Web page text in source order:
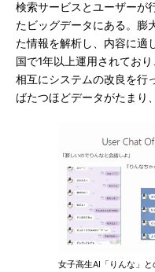
検索サービスとユーザーが
たビッグデータにある。膨
た情報を解析し、内容に適
国で1年以上運用されてお
相互にシステムの改良を行
ばたつほどデータがたまり
女子高生AI「りんな」と